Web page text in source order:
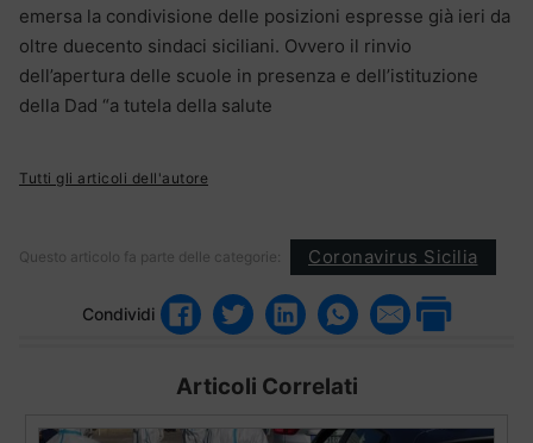
emersa la condivisione delle posizioni espresse già ieri da
oltre duecento sindaci siciliani. Ovvero il rinvio
dell’apertura delle scuole in presenza e dell’istituzione
della Dad “a tutela della salute
Tutti gli articoli dell'autore
Questo articolo fa parte delle categorie: Coronavirus Sicilia
Condividi
Articoli Correlati